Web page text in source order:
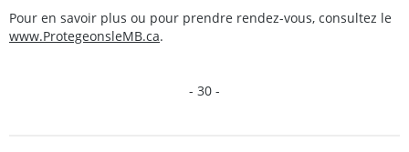
Pour en savoir plus ou pour prendre rendez-vous, consultez le
www.ProtegeonsleMB.ca.
- 30 -